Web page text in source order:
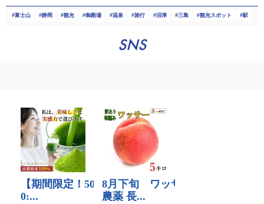
富士山 静岡 観光 御殿場 温泉 旅行 沼津 三島 観光スポット 駅
SNS